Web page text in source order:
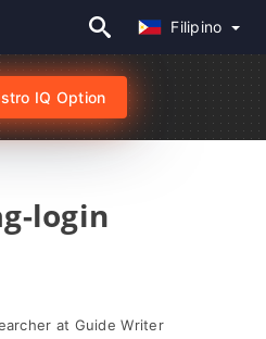
Filipino
IQ Option
login
at Guide Writer